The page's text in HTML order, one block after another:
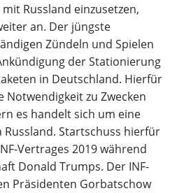
Russland einzusetzen,
an. Der jüngste
Zündeln und Spielen
der Stationierung
in Deutschland. Hierfür
Notwendigkeit zu Zwecken
es handelt sich um eine
Russland. Startschuss hierfür
Vertrages 2019 während
Donald Trumps. Der INF-
Präsidenten Gorbatschow